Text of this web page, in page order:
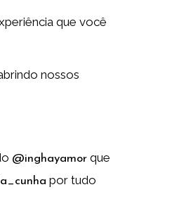
que você
nossos
@inghayamor que
por tudo